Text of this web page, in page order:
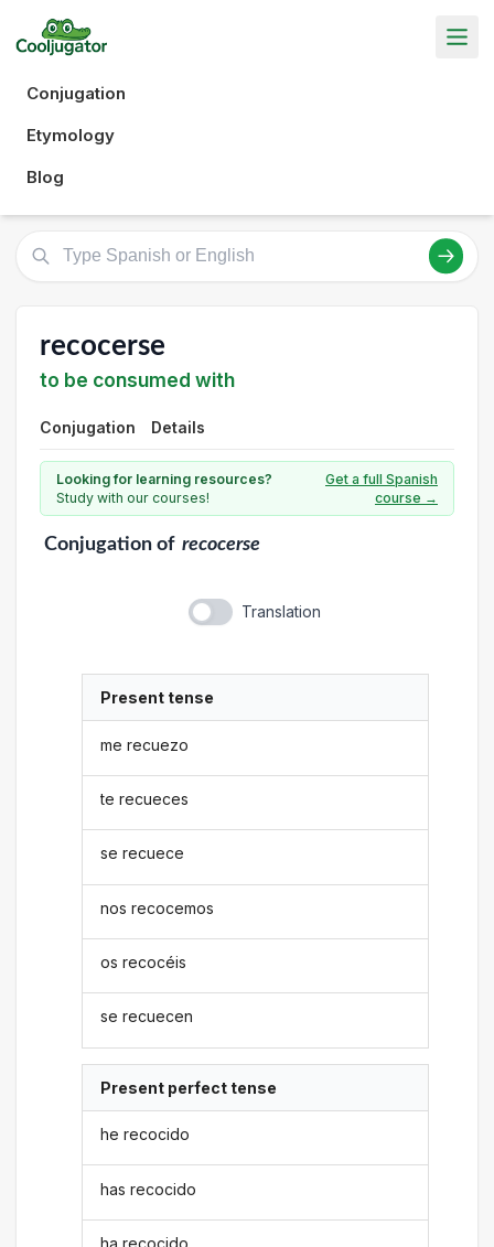
Conjugation
Etymology
Blog
recocerse
to be consumed with
Conjugation Details
Looking for learning resources?
Study with our courses!
Get a full Spanish
course →
Conjugationof recocerse
Translation
Present tense
me recuezo
te recueces
se recuece
nos recocemos
os recocéis
se recuecen
Present perfect tense
he recocido
has recocido
ha recocido